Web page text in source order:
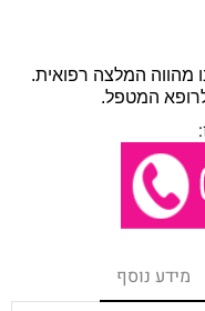
מהווה המלצה רפואית.
המטפל.
מידע נוסף